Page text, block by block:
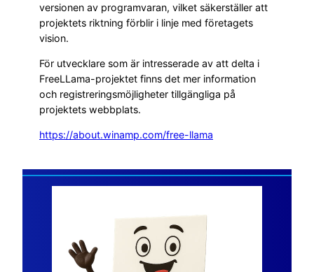
versionen av programvaran, vilket säkerställer att
projektets riktning förblir i linje med företagets
vision.
För utvecklare som är intresserade av att delta i
FreeLLama-projektet finns det mer information
och registreringsmöjligheter tillgängliga på
projektets webbplats.
https://about.winamp.com/free-llama